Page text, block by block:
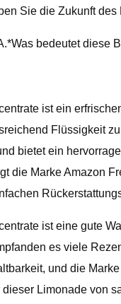
Sie die Zukunft
bedeutet diese
ist ein
Flüssigkeit
bietet ein
die Marke Amazon
ist eine gute
es viele
und die
Limonade von